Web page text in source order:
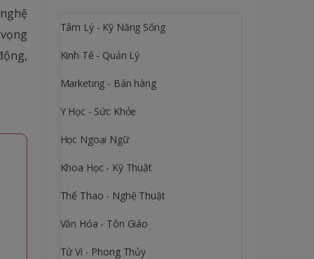
Tâm Lý - Kỹ Năng Sống
Kinh Tế - Quản Lý
Marketing - Bán hàng
Y Học - Sức Khỏe
Học Ngoại Ngữ
Khoa Học - Kỹ Thuật
Thể Thao - Nghệ Thuật
Văn Hóa - Tôn Giáo
Tử Vi - Phong Thủy